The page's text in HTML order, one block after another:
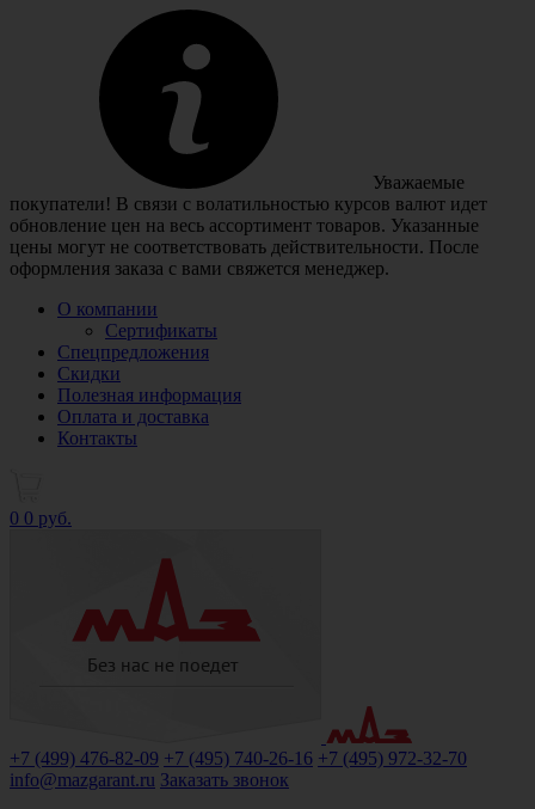
Уважаемые
покупатели! В связи с волатильностью курсов валют идет
обновление цен на весь ассортимент товаров. Указанные
цены могут не соответствовать действительности. После
оформления заказа с вами свяжется менеджер.
О компании
Сертификаты
Спецпредложения
Скидки
Полезная информация
Оплата и доставка
Контакты
0 0 руб.
+7 (499) 476-82-09 +7 (495) 740-26-16 +7 (495) 972-32-70
info@mazgarant.ru Заказать звонок